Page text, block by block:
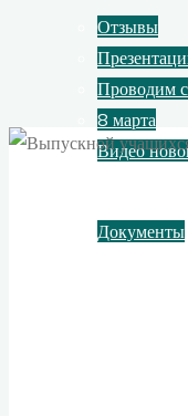
Отзывы
Проводим
8 марта
Видео
Документы